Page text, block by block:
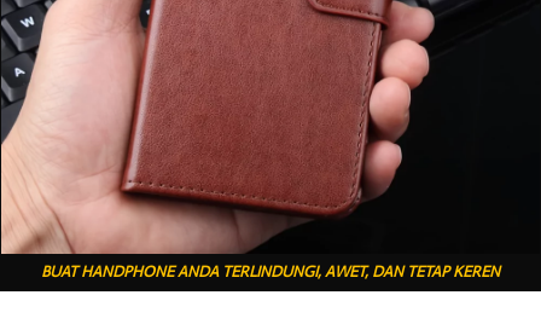
BUAT HANDPHONE ANDA TERLINDUNGI, AWET, DAN TETAP KEREN